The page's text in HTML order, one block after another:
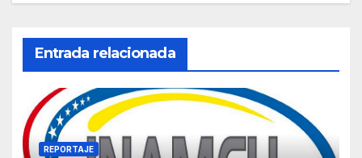
Entrada relacionada
REPORTAJE